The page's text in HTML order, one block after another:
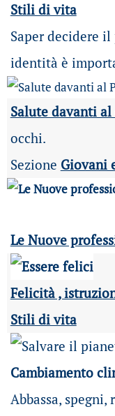
Stili di vita
Saper decidere
identità è
Salute davanti
occhi.
Sezione Giovani
Le Nuove
Felicità ,
Stili di vita
Cambiamento
Abbassa,